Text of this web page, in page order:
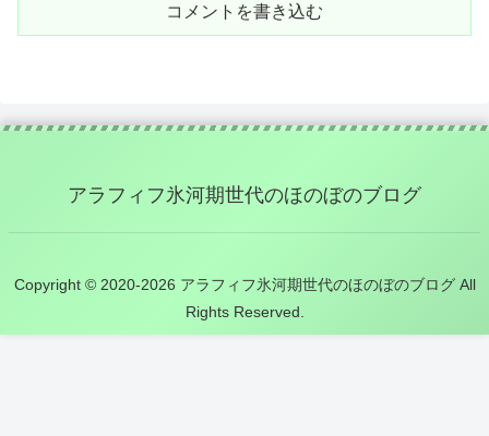
コメントを書き込む
アラフィフ氷河期世代のほのぼのブログ
Copyright © 2020-2026 アラフィフ氷河期世代のほのぼのブログ All
Rights Reserved.